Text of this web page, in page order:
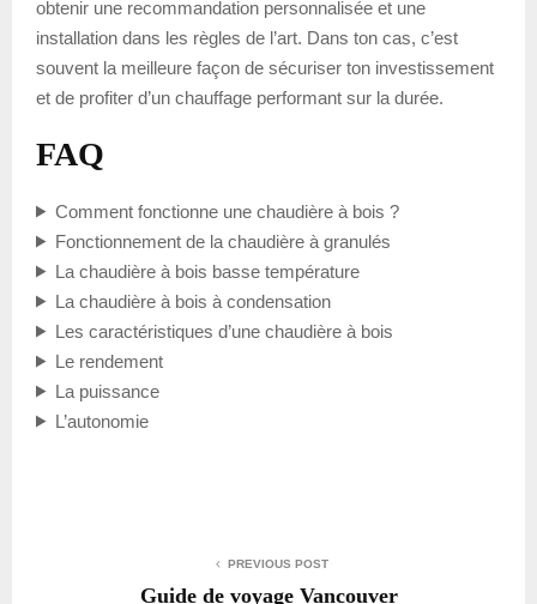
obtenir une recommandation personnalisée et une
installation dans les règles de l’art. Dans ton cas, c’est
souvent la meilleure façon de sécuriser ton investissement
et de profiter d’un chauffage performant sur la durée.
FAQ
Comment fonctionne une chaudière à bois ?
Fonctionnement de la chaudière à granulés
La chaudière à bois basse température
La chaudière à bois à condensation
Les caractéristiques d’une chaudière à bois
Le rendement
La puissance
L’autonomie
PREVIOUS POST
Guide de voyage Vancouver